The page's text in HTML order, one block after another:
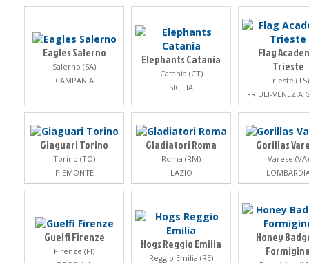
Eagles Salerno
Salerno (SA)
CAMPANIA
Elephants Catania
Catania (CT)
SICILIA
Flag
Trieste
Trieste (TS)
FRIULI-VENEZIA
Giaguari Torino
Torino (TO)
PIEMONTE
Gladiatori Roma
Roma (RM)
LAZIO
Gorillas
Varese (VA)
Guelfi Firenze
Firenze (FI)
Hogs Reggio Emilia
Reggio Emilia (RE)
Honey